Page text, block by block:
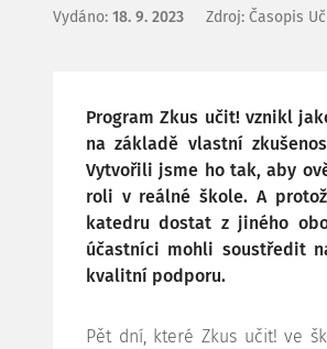
Vydáno: 18. 9. 2023 Zdroj: Časopis
Program Zkus učit! vznikl
na základě vlastní
Vytvořili jsme ho tak, aby
roli v reálné škole. A
katedru dostat z jiného
účastníci mohli soustředit
kvalitní podporu.
Pět dní, které Zkus učit! ve